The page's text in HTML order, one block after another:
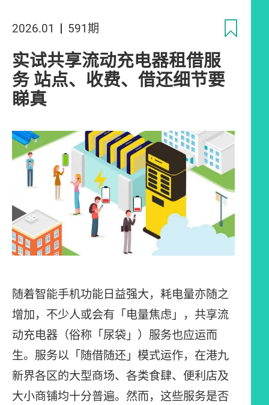
2026.01 591期
实试共享流动充电器租借服
务 站点、收费、借还细节要
睇真
随着智能手机功能日益强大，耗电量亦随之
增加，不少人或会有「电量焦虑」，共享流
动充电器（俗称「尿袋」）服务也应运而
生。服务以「随借随还」模式运作，在港九
新界各区的大型商场、各类食肆、便利店及
大小商铺均十分普遍。然而，这些服务是否